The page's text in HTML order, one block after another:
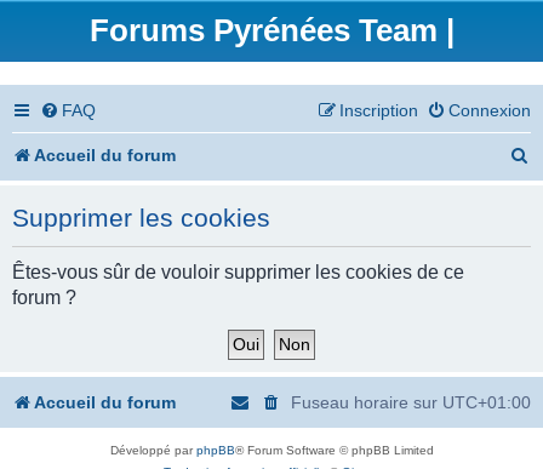
Forums Pyrénées Team |
FAQ Connexion
Inscription
Accueil du forum
c
Supprimer les cookies
Êtes-vous sûr de vouloir supprimer les cookies de ce
forum ?
Accueil du forum Fuseau horaire sur UTC+01:00
Développé parphpBB® Forum Software © phpBB Limited